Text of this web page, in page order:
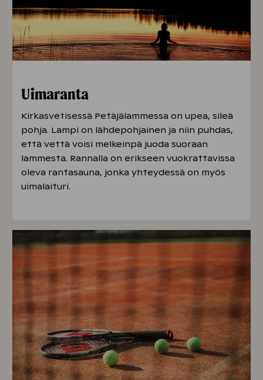
Uimaranta
Kirkasvetisessä Petäjälammessa on upea, sileä
pohja. Lampi on lähdepohjainen ja niin puhdas,
että vettä voisi melkeinpä juoda suoraan
lammesta. Rannalla on erikseen vuokrattavissa
oleva rantasauna, jonka yhteydessä on myös
uimalaituri.